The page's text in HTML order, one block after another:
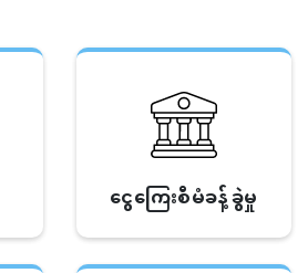
ငွေကြေးစီမံခန့်ခွဲမှု